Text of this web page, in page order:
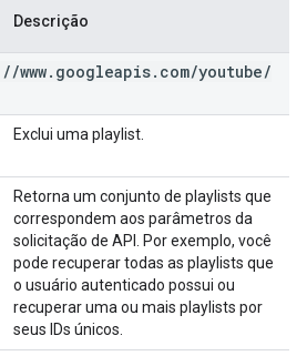
Descrição
//www. googleapis. com/youtube/
Exclui uma playlist.
Retorna um conjunto de playlists que
correspondem aos parâmetros da
solicitação de API. Por exemplo, você
pode recuperar todas as playlists que
o usuário autenticado possui ou
recuperar uma ou mais playlists por
seus IDs únicos.